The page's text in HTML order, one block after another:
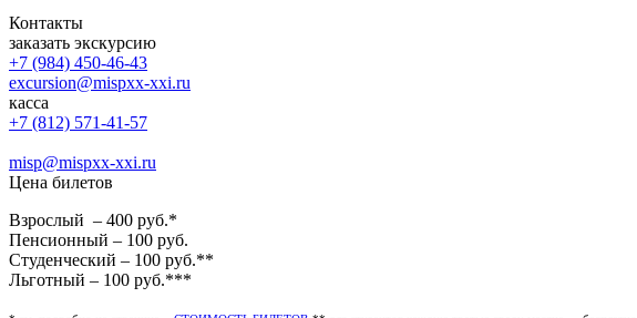
Контакты
заказать экскурсию
+7 (984) 450-46-43
excursion@mispxx-xxi.ru
касса
+7 (812) 571-41-57
misp@mispxx-xxi.ru
Цена билетов
Взрослый – 400 руб.*
Пенсионный – 100 руб.
Студенческий – 100 руб.**
Льготный – 100 руб.***